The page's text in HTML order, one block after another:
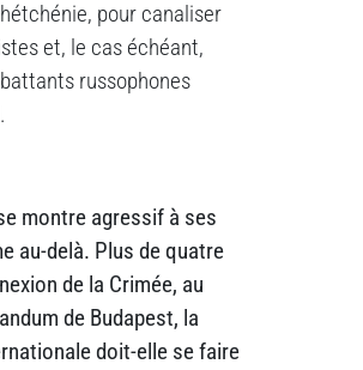
pour canaliser
et, le cas échéant,
russophones
montre agressif à ses
au-delà. Plus de quatre
de la Crimée, au
de Budapest, la
doit-elle se faire